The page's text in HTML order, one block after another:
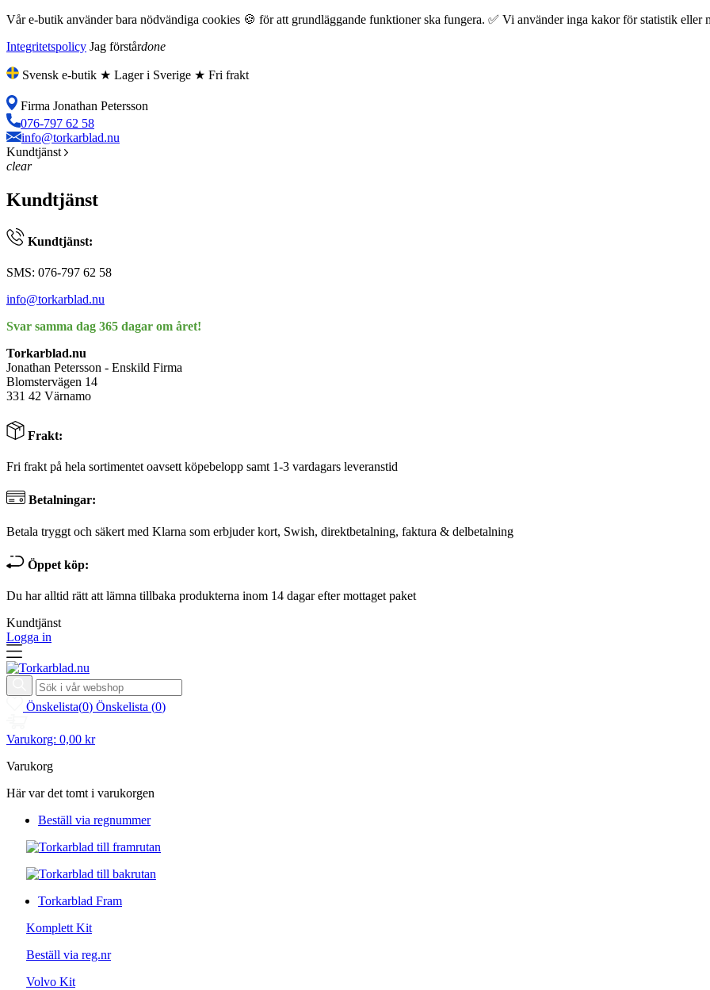
Vår e-butik använder bara nödvändiga cookies 🍪 för att grundläggande funktioner ska fungera. ✅ Vi använder inga kakor för statistik
Integritetspolicy Jag förstårdone
Svensk e-butik ★ Lager i Sverige ★ Fri frakt
Firma Jonathan Petersson
076-797 62 58
info@torkarblad.nu
Kundtjänst
clear
Kundtjänst
Kundtjänst:
SMS: 076-797 62 58
info@torkarblad.nu
Svar samma dag 365 dagar om året!
Torkarblad.nu
Jonathan Petersson - Enskild Firma
Blomstervägen 14
331 42 Värnamo
Frakt:
Fri frakt på hela sortimentet oavsett köpebelopp samt 1-3 vardagars leveranstid
Betalningar:
Betala tryggt och säkert med Klarna som erbjuder kort, Swish, direktbetalning, faktura & delbetalning
Öppet köp:
Du har alltid rätt att lämna tillbaka produkterna inom 14 dagar efter mottaget paket
Kundtjänst
Logga in
Önskelista(0) Önskelista (0)
Varukorg: 0,00 kr
Varukorg
Här var det tomt i varukorgen
Beställ via regnummer
Torkarblad Fram
Komplett Kit
Beställ via reg.nr
Volvo Kit